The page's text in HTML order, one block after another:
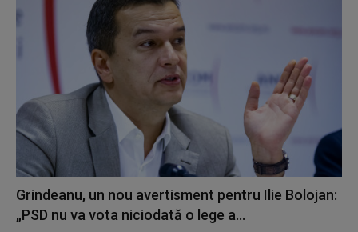
Grindeanu, un nou avertisment pentru Ilie Bolojan:
„PSD nu va vota niciodată o lege a...